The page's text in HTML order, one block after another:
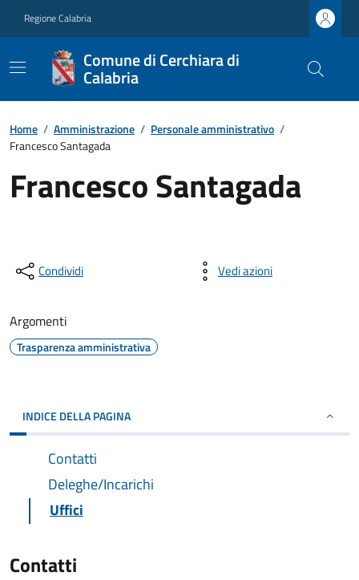
Regione Calabria
Comune di Cerchiara di
Calabria
Home / Amministrazione / Personale amministrativo /
Francesco Santagada
Francesco Santagada
Condividi Vedi azioni
Argomenti
Trasparenza amministrativa
INDICE DELLA PAGINA
Contatti
Deleghe/Incarichi
Uffici
Contatti